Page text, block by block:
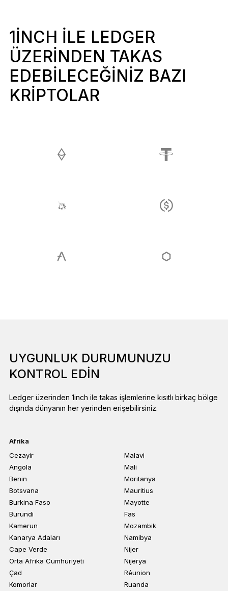
1INCH ILE LEDGER
ÜZERINDEN TAKAS
EDEBILECEĞINIZ BAZI
KRIPTOLAR
UYGUNLUK DURUMUNUZU
KONTROL EDIN
Ledger üzerinden 1inch ile takas işlemlerine kısıtlı birkaç bölge
dışında dünyanın her yerinden erişebilirsiniz.
Afrika
Cezayir
Angola
Benin
Botsvana
Burkina Faso
Burundi
Kamerun
Kanarya Adaları
Cape Verde
Orta Afrika Cumhuriyeti
Çad
Komorlar
Malavi
Mali
Moritanya
Mauritius
Mayotte
Fas
Mozambik
Namibya
Nijer
Nijerya
Réunion
Ruanda